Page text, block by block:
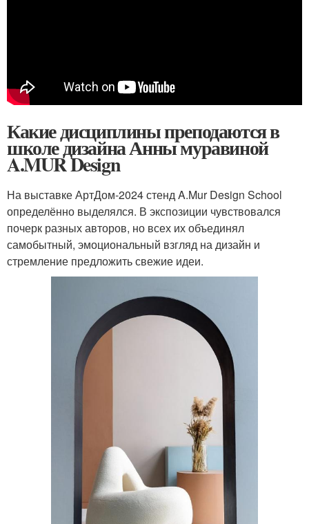
Какие дисциплины преподаются в
школе дизайна Анны муравиной
A.MUR Design
На выставке АртДом-2024 стенд A.Mur Design School
определённо выделялся. В экспозиции чувствовался
почерк разных авторов, но всех их объединял
самобытный, эмоциональный взгляд на дизайн и
стремление предложить свежие идеи.